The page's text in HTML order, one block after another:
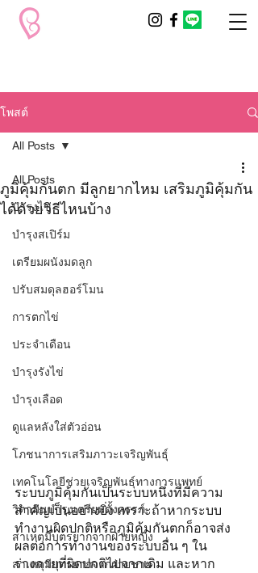
โพสต์
All Posts
บำรุงไข่
บำรุงสเปิร์ม
เตรียมผนังมดลูก
ปรับสมดุลฮอร์โมน
การตกไข่
ประจำเดือน
บำรุงรังไข่
บำรุงเลือด
ดูแลหลังใส่ตัวอ่อน
โภชนาการเสริมภาวะเจริญพันธุ์
เทคโนโลยีช่วยเจริญพันธุ์ทางการแพทย์
วิตามินบำรุงเตรียมตั้งครรภ์
สาเหตุมีบุตรยากจากฝ่ายหญิง
สาเหตุมีบุตรยากจากฝ่ายชาย
All Posts
ภูมิคุ้มกันตก มีลูกยากไหม เสริมภูมิคุ้มกัน
ได้ด้วยวิธีไหนบ้าง
ระบบภูมิคุ้มกันเป็นระบบหนึ่งที่มีความ
สำคัญเป็นอย่างยิ่ง เพราะถ้าหากระบบ
ทำงานผิดปกติหรือภูมิคุ้มกันตกก็อาจส่ง
ผลต่อการทำงานของระบบอื่น ๆ ใน
ร่างกายที่ผิดปกติไปจากเดิม และหาก